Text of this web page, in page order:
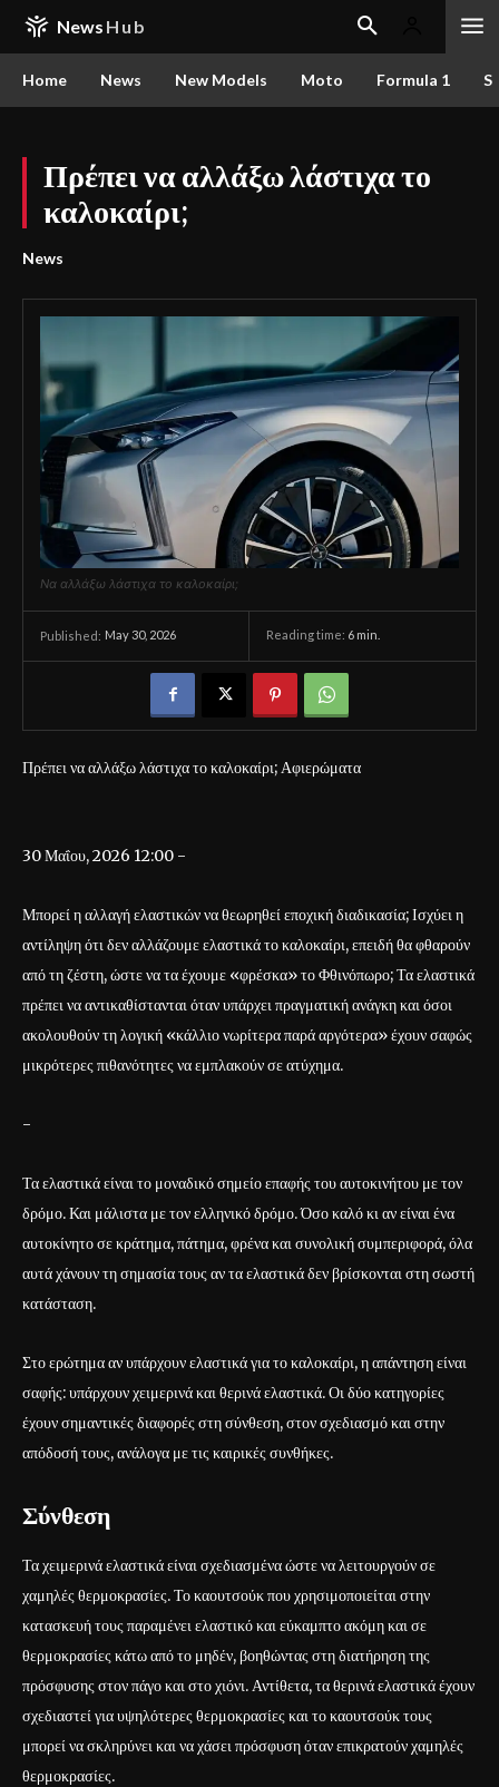
News Hub
Home News New Models Moto Formula 1
Πρέπει να αλλάξω λάστιχα το
καλοκαίρι;
News
Να αλλάξω λάστιχα το καλοκαίρι;
Published: May 30, 2026 Reading time: 6 min.
Πρέπει να αλλάξω λάστιχα το καλοκαίρι; Αφιερώματα
30 Μαΐου, 2026 12:00 -
Μπορεί η αλλαγή ελαστικών να θεωρηθεί εποχική διαδικασία; Ισχύει η
αντίληψη ότι δεν αλλάζουμε ελαστικά το καλοκαίρι, επειδή θα φθαρούν
από τη ζέστη, ώστε να τα έχουμε «φρέσκα» το Φθινόπωρο; Τα ελαστικά
πρέπει να αντικαθίστανται όταν υπάρχει πραγματική ανάγκη και όσοι
ακολουθούν τη λογική «κάλλιο νωρίτερα παρά αργότερα» έχουν σαφώς
μικρότερες πιθανότητες να εμπλακούν σε ατύχημα.
-
Τα ελαστικά είναι το μοναδικό σημείο επαφής του αυτοκινήτου με τον
δρόμο. Και μάλιστα με τον ελληνικό δρόμο. Όσο καλό κι αν είναι ένα
αυτοκίνητο σε κράτημα, πάτημα, φρένα και συνολική συμπεριφορά, όλα
αυτά χάνουν τη σημασία τους αν τα ελαστικά δεν βρίσκονται στη σωστή
κατάσταση.
Στο ερώτημα αν υπάρχουν ελαστικά για το καλοκαίρι, η απάντηση είναι
σαφής: υπάρχουν χειμερινά και θερινά ελαστικά. Οι δύο κατηγορίες
έχουν σημαντικές διαφορές στη σύνθεση, στον σχεδιασμό και στην
απόδοσή τους, ανάλογα με τις καιρικές συνθήκες.
Σύνθεση
Τα χειμερινά ελαστικά είναι σχεδιασμένα ώστε να λειτουργούν σε
χαμηλές θερμοκρασίες. Το καουτσούκ που χρησιμοποιείται στην
κατασκευή τους παραμένει ελαστικό και εύκαμπτο ακόμη και σε
θερμοκρασίες κάτω από το μηδέν, βοηθώντας στη διατήρηση της
πρόσφυσης στον πάγο και στο χιόνι. Αντίθετα, τα θερινά ελαστικά έχουν
σχεδιαστεί για υψηλότερες θερμοκρασίες και το καουτσούκ τους
μπορεί να σκληρύνει και να χάσει πρόσφυση όταν επικρατούν χαμηλές
θερμοκρασίες.